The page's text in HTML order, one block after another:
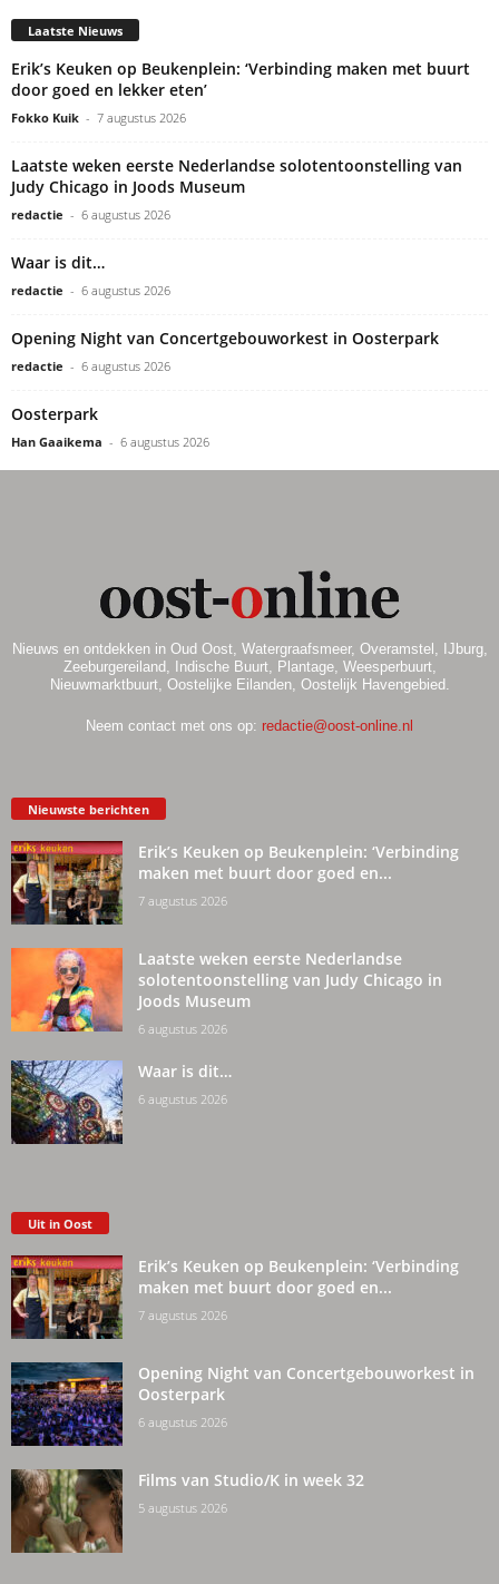
Laatste Nieuws
Erik’s Keuken op Beukenplein: ‘Verbinding maken met buurt
door goed en lekker eten’
Fokko Kuik - 7 augustus 2026
Laatste weken eerste Nederlandse solotentoonstelling van
Judy Chicago in Joods Museum
redactie - 6 augustus 2026
Waar is dit…
redactie - 6 augustus 2026
Opening Night van Concertgebouworkest in Oosterpark
redactie - 6 augustus 2026
Oosterpark
Han Gaaikema - 6 augustus 2026
Nieuws en ontdekken in Oud Oost, Watergraafsmeer, Overamstel, IJburg,
Zeeburgereiland, Indische Buurt, Plantage, Weesperbuurt,
Nieuwmarktbuurt, Oostelijke Eilanden, Oostelijk Havengebied.
Neem contact met ons op: redactie@oost-online.nl
Nieuwste berichten
Erik’s Keuken op Beukenplein: ‘Verbinding
maken met buurt door goed en...
7 augustus 2026
Laatste weken eerste Nederlandse
solotentoonstelling van Judy Chicago in
Joods Museum
6 augustus 2026
Waar is dit…
6 augustus 2026
Uit in Oost
Erik’s Keuken op Beukenplein: ‘Verbinding
maken met buurt door goed en...
7 augustus 2026
Opening Night van Concertgebouworkest in
Oosterpark
6 augustus 2026
Films van Studio/K in week 32
5 augustus 2026